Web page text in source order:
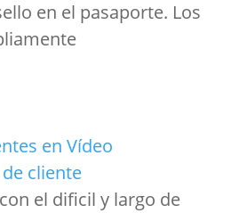
en el pasaporte. Los
en Vídeo
el dificil y largo de